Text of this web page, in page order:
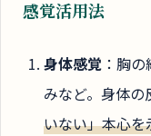
感覚活用法
身体感覚 ：胸
みなど。身体の
いない」本心を